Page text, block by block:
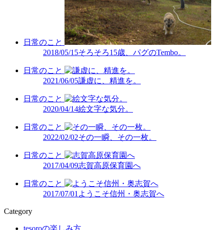
日常のこと
2018/05/15そろそろ15歳、パグのTembo。
日常のこと
2021/06/05謙虚に、精進を。
日常のこと
2020/04/14絵文字な気分。
日常のこと
2022/02/02その一瞬、その一枚。
日常のこと
2017/04/09志賀高原保育園へ
日常のこと
2017/07/01 ようこそ信州・奥志賀へ
Category